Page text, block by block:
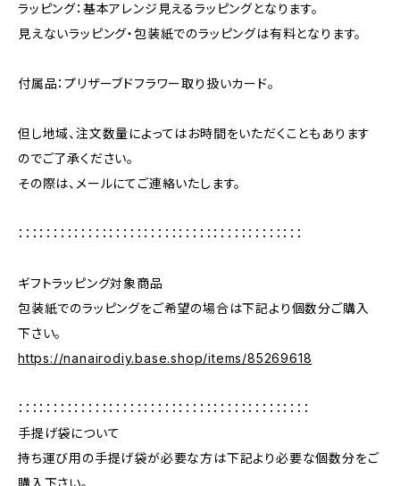
ラッピング：基本アレンジ見えるラッピングとなります。
見えないラッピング・包装紙でのラッピングは有料となります。
付属品：プリザーブドフラワー取り扱いカード。
但し地域、注文数量によってはお時間をいただくこともあります
のでご了承ください。
その際は、メールにてご連絡いたします。
：：：：：：：：：：：：：：：：：：：：：：：：：：：：：：：：：：：：：：：：：
ギフトラッピング対象商品
包装紙でのラッピングをご希望の場合は下記より個数分ご購入
下さい。
https://nanairodiy.base.shop/items/85269618
：：：：：：：：：：：：：：：：：：：：：：：：：：：：：：：：：：：：：：：：：：
手提げ袋について
持ち運び用の手提げ袋が必要な方は下記より必要な個数分をご
購入下さい。